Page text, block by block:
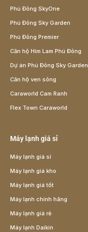
Phú Đông SkyOne
Phú Đông Sky Garden
Phú Đông Premier
Căn hộ Him Lam Phú Đông
Dự án Phú Đông Sky Garden
Căn hộ ven sông
Caraworld Cam Ranh
Flex Town Caraworld
Máy lạnh giá sỉ
Máy lạnh giá sỉ
Máy lạnh giá kho
Máy lạnh giá tốt
Máy lạnh chính hãng
Máy lạnh giá rẻ
Máy lạnh Daikin